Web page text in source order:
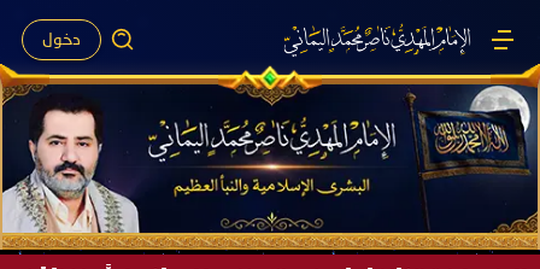
دخول